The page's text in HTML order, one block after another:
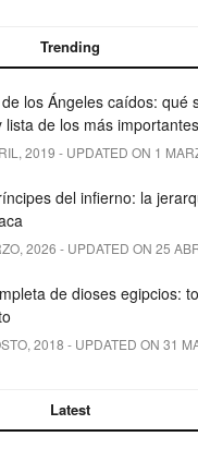
Trending
los Ángeles caídos: qué
lista de los más importantes
2019 - UPDATED ON 1
del infierno: la
2026 - UPDATED ON 25
de dioses egipcios:
2018 - UPDATED ON 31
Latest